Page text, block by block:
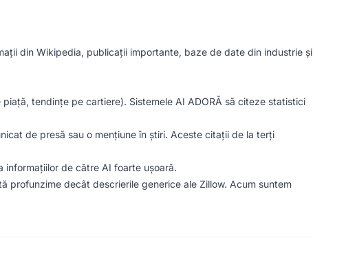
din Wikipedia, publicații importante, baze de date din industrie și
tendințe pe cartiere). Sistemele AI ADORĂ să citeze statistici
de presă sau o mențiune în știri. Aceste citații de la terți
informațiilor de către AI foarte ușoară.
profunzime decât descrierile generice ale Zillow. Acum suntem